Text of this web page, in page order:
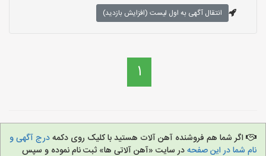
انتقال آگهی به اول لیست (افزایش بازدید)
1
اگر شما هم فروشنده آهن آلات هستید با کلیک روی دکمهدرج آگهی و
نام شما در این صفحهدر سایت «آهن آلاتی ها» ثبت نام نموده و سپس